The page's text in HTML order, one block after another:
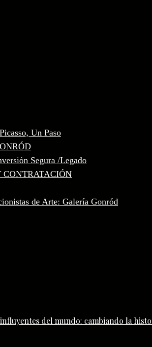
Un Paso
Segura /Legado
CONTRATACIÓN
de Arte: Galería Gonród
del mundo: cambiando la